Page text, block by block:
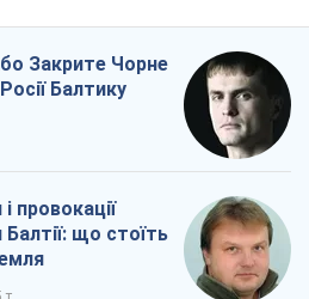
Закрите Чорне
Балтику
провокації
що стоїть